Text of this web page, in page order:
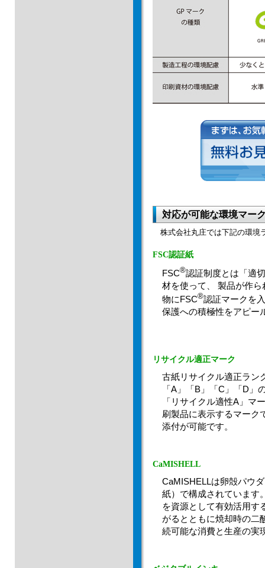
お見積・資料
対応が可能な環境マー
株式会社丸庄では下記の環境
FSC認証紙
FSC®認証制度とは「適
材を使って、 製品が作
物にFSC®認証マークを
保護への積極性をアピー
リサイクル適正マーク
古紙リサイクル適正ラン
「A」「B」「C」「D」
「リサイクル適性A」マ
刷製品に表示するマーク
添付が可能です。
CaMISHELL
CaMISHELLは卵殻パウ
紙）で構成されています
を資源として有効活用す
がるとともに焼却時の二
続可能な消費と生産の実